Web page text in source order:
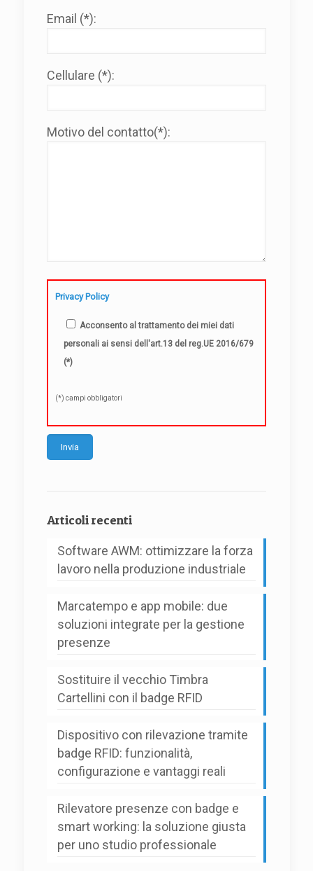
Email (*):
Cellulare (*):
Motivo del contatto(*):
Privacy Policy
Acconsento al trattamento dei miei dati
personali ai sensi dell'art.13 del reg.UE 2016/679
(*)
(*) campi obbligatori
Articoli recenti
Software AWM: ottimizzare la forza
lavoro nella produzione industriale
Marcatempo e app mobile: due
soluzioni integrate per la gestione
presenze
Sostituire il vecchio Timbra
Cartellini con il badge RFID
Dispositivo con rilevazione tramite
badge RFID: funzionalità,
configurazione e vantaggi reali
Rilevatore presenze con badge e
smart working: la soluzione giusta
per uno studio professionale